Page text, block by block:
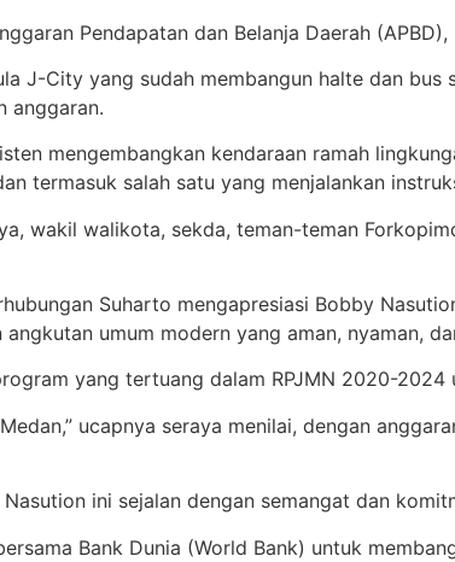
Pendapatan dan Belanja Daerah
J-City yang sudah membangun halte dan
anggaran.
mengembangkan kendaraan ramah
termasuk salah satu yang menjalankan
wakil walikota, sekda, teman-teman
Suharto mengapresiasi Bobby
umum modern yang aman, nyaman,
yang tertuang dalam RPJMN 2020-
ucapnya seraya menilai, dengan
ini sejalan dengan semangat dan
Bank Dunia (World Bank) untuk